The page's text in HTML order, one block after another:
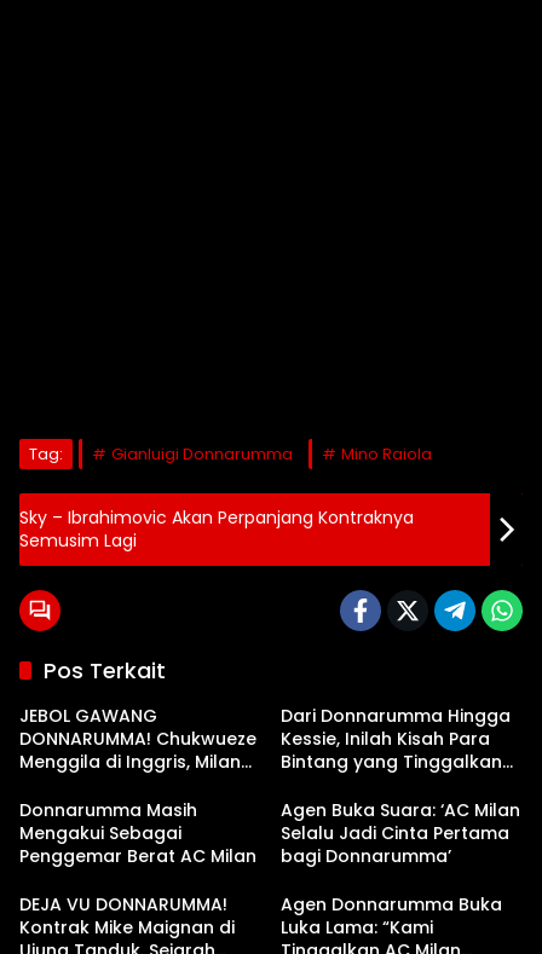
Tag: Gianluigi Donnarumma Mino Raiola
Sky – Ibrahimovic Akan Perpanjang Kontraknya
Semusim Lagi
Pos Terkait
JEBOL GAWANG
DONNARUMMA! Chukwueze
Menggila di Inggris, Milan
Dari Donnarumma Hingga
Kessie, Inilah Kisah Para
Bintang yang Tinggalkan
Donnarumma Masih
Mengakui Sebagai
Penggemar Berat AC Milan
Agen Buka Suara: ‘AC Milan
Selalu Jadi Cinta Pertama
bagi Donnarumma’
DEJA VU DONNARUMMA!
Kontrak Mike Maignan di
Agen Donnarumma Buka
Luka Lama: “Kami